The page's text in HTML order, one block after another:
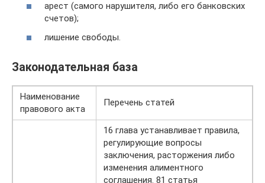
арест (самого нарушителя, либо его банковских
счетов);
лишение свободы.
Законодательная база
Наименование
правового акта
Перечень статей
16 глава устанавливает правила,
регулирующие вопросы
заключения, расторжения либо
изменения алиментного
соглашения. 81 статья